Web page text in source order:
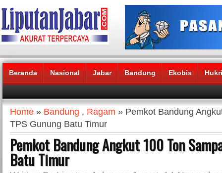
Beranda Nasional Jabar Bandung Ekobis
Headlines News :
Home » Bandung , Ragam » Pemkot Bandung
TPS Gunung Batu Timur
Pemkot Bandung Angkut 100 Ton
Batu Timur